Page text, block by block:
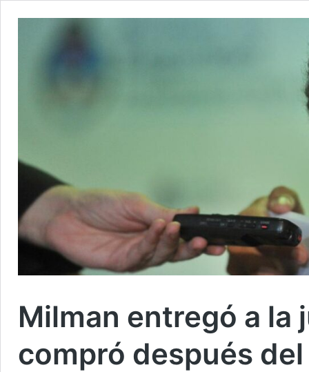
Milman entregó a la
compró después